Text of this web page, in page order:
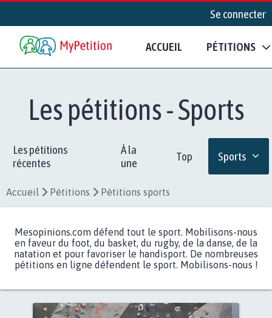
Se connecter
ACCUEIL PÉTITIONS
Les pétitions - Sports
Les pétitions
récentes
À la
une
Top Sports
Accueil Pétitions Pétitions sports
Mesopinions.com défend tout le sport. Mobilisons-nous
en faveur du foot, du basket, du rugby, de la danse, de la
natation et pour favoriser le handisport. De nombreuses
pétitions en ligne défendent le sport. Mobilisons-nous !